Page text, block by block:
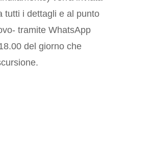
tutti i dettagli e al punto
tramite WhatsApp
del giorno che